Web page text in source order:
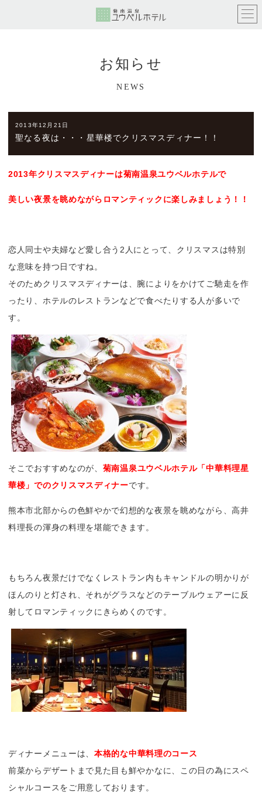
お知らせ
NEWS
2013年12月21日
聖なる夜は・・・星華楼でクリスマスディナー！！
2013年クリスマスディナーは菊南温泉ユウベルホテルで
美しい夜景を眺めながらロマンティックに楽しみましょう！！
恋人同士や夫婦など愛し合う2人にとって、クリスマスは特別
な意味を持つ日ですね。
そのためクリスマスディナーは、腕によりをかけてご馳走を作
ったり、ホテルのレストランなどで食べたりする人が多いで
す。
そこでおすすめなのが、 菊南温泉ユウベルホテル「中華料理星
華楼」でのクリスマスディナーです。
熊本市北部からの色鮮やかで幻想的な夜景を眺めながら、高井
料理長の渾身の料理を堪能できます。
もちろん夜景だけでなくレストラン内もキャンドルの明かりが
ほんのりと灯され、それがグラスなどのテーブルウェアーに反
射してロマンティックにきらめくのです。
ディナーメニューは、 本格的な中華料理のコース
前菜からデザートまで見た目も鮮やかなに、この日の為にスペ
シャルコースをご用意しております。